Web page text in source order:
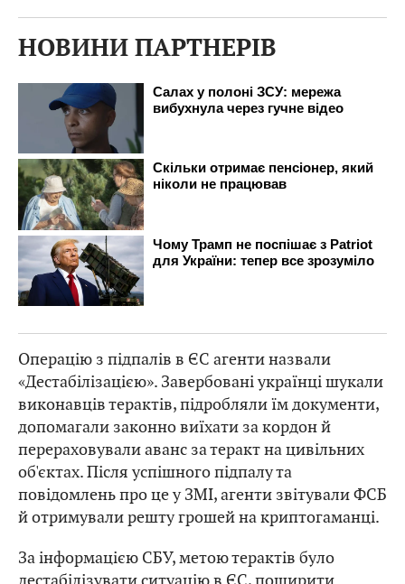
НОВИНИ ПАРТНЕРІВ
Операцію з підпалів в ЄС агенти назвали
«Дестабілізацією». Завербовані українці шукали
виконавців терактів, підробляли їм документи,
допомагали законно виїхати за кордон й
перераховували аванс за теракт на цивільних
об'єктах. Після успішного підпалу та
повідомлень про це у ЗМІ, агенти звітували ФСБ
й отримували решту грошей на криптогаманці.
За інформацією СБУ, метою терактів було